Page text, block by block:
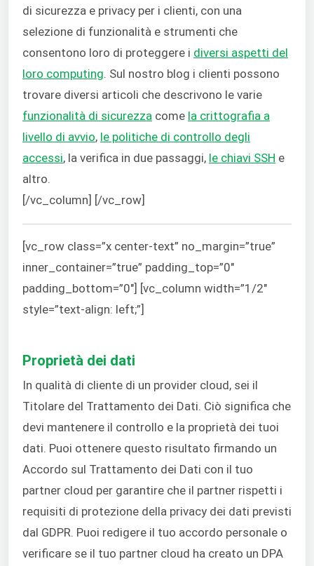
di sicurezza e privacy per i clienti, con una
selezione di funzionalità e strumenti che
consentono loro di proteggere i diversi aspetti del
loro computing. Sul nostro blog i clienti possono
trovare diversi articoli che descrivono le varie
funzionalità di sicurezza come la crittografia a
livello di avvio, le politiche di controllo degli
accessi, la verifica in due passaggi, le chiavi SSH e
altro.
[/vc_column] [/vc_row]
[vc_row class=”x center-text” no_margin=”true”
inner_container=”true” padding_top=”0″
padding_bottom=”0″] [vc_column width=”1/2″
style=”text-align: left;”]
Proprietà dei dati
In qualità di cliente di un provider cloud, sei il
Titolare del Trattamento dei Dati. Ciò significa che
devi mantenere il controllo e la proprietà dei tuoi
dati. Puoi ottenere questo risultato firmando un
Accordo sul Trattamento dei Dati con il tuo
partner cloud per garantire che il partner rispetti i
requisiti di protezione della privacy dei dati previsti
dal GDPR. Puoi redigere il tuo accordo personale o
verificare se il tuo partner cloud ha creato un DPA